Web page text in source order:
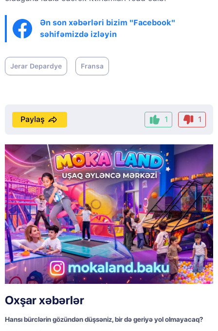
Ən son xəbərləri bizim "Facebook"
səhifəmizdə izləyin
Jerar Depardye Fransa
1 1
Paylaş
Oxşar xəbərlər
Hansı bürclərin gözündən düşsəniz, bir də geriyə yol olmayacaq?